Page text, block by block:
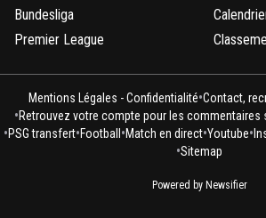
Bundesliga
Premier League
Mentions Légales - Confidentialité•Contact,
•Retrouvez votre compte pour les commentaires
•PSG transfert•Football •Match en direct•Youtube•
•Sitemap
Powered by Newsifier